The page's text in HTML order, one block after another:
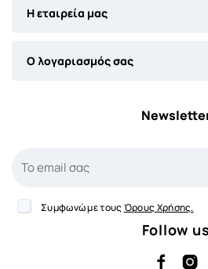
Η εταιρεία μας
Ο λογαριασμός σας
Συμφωνώ με τους Όρους Χρήσης.
Follow us